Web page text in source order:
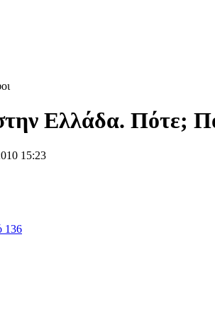
Ελλάδα. Πότε;
15:23
136